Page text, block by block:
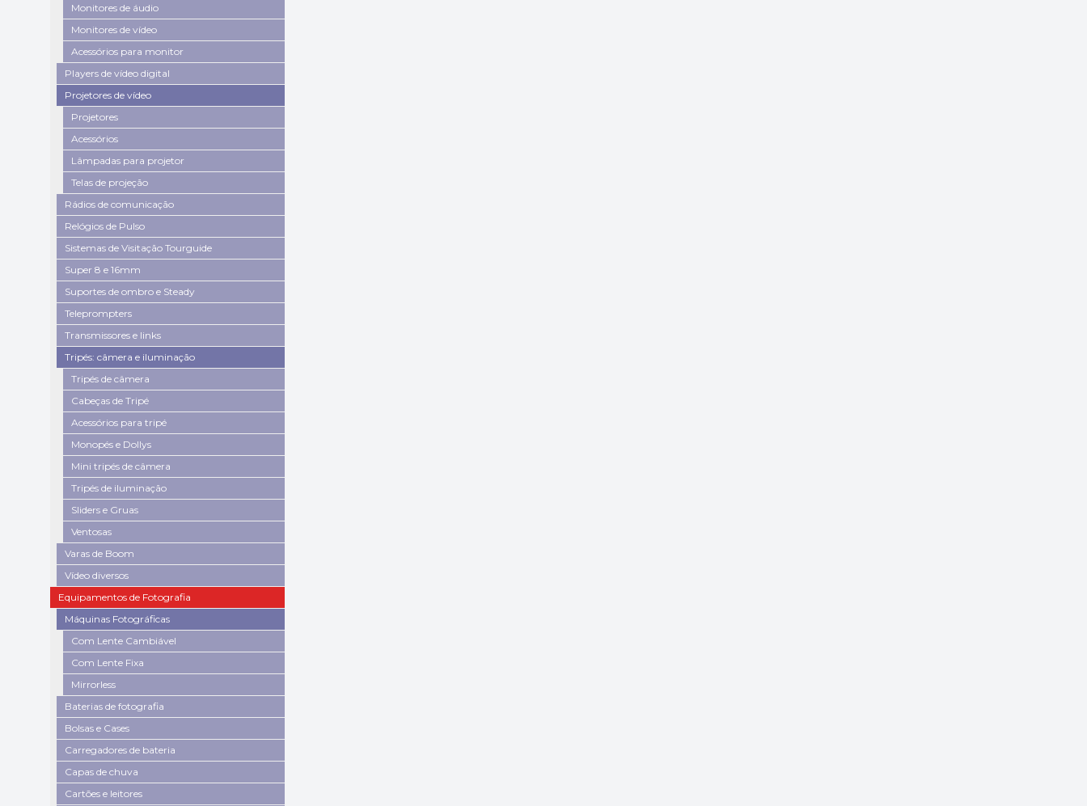
Monitores de áudio
Monitores de vídeo
Acessórios para monitor
Players de vídeo digital
Projetores de vídeo
Projetores
Acessórios
Lâmpadas para projetor
Telas de projeção
Rádios de comunicação
Relógios de Pulso
Sistemas de Visitação Tourguide
Super 8 e 16mm
Suportes de ombro e Steady
Teleprompters
Transmissores e links
Tripés: câmera e iluminação
Tripés de câmera
Cabeças de Tripé
Acessórios para tripé
Monopés e Dollys
Mini tripés de câmera
Tripés de iluminação
Sliders e Gruas
Ventosas
Varas de Boom
Vídeo diversos
Equipamentos de Fotografia
Máquinas Fotográficas
Com Lente Cambiável
Com Lente Fixa
Mirrorless
Baterias de fotografia
Bolsas e Cases
Carregadores de bateria
Capas de chuva
Cartões e leitores